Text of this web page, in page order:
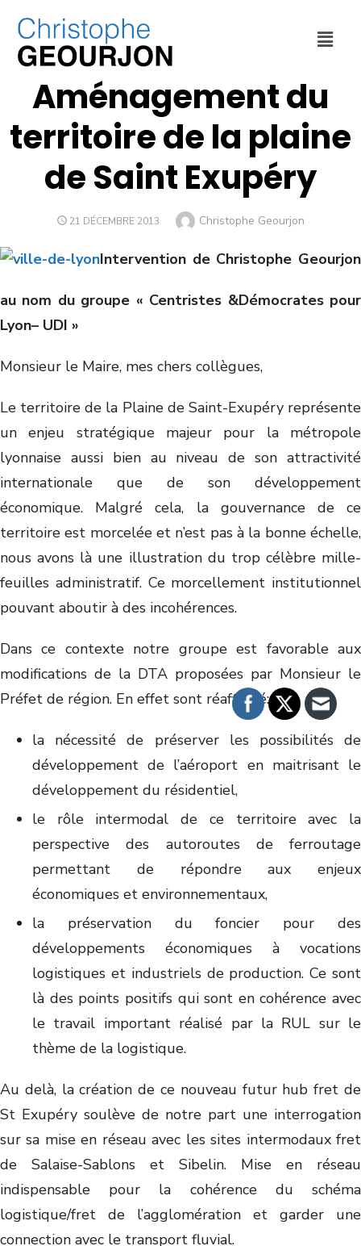
DÉPLACEMENTS ECONOMIE
Aménagement du
territoire de la plaine
de Saint Exupéry
21 DÉCEMBRE 2013 Christophe Geourjon
Intervention de Christophe Geourjon
au nom du groupe « Centristes &Démocrates pour
Lyon– UDI »
Monsieur le Maire, mes chers collègues,
Le territoire de la Plaine de Saint-Exupéry représente
un enjeu stratégique majeur pour la métropole
lyonnaise aussi bien au niveau de son attractivité
internationale que de son développement
économique. Malgré cela, la gouvernance de ce
territoire est morcelée et n’est pas à la bonne échelle,
nous avons là une illustration du trop célèbre mille-
feuilles administratif. Ce morcellement institutionnel
pouvant aboutir à des incohérences.
Dans ce contexte notre groupe est favorable aux
modifications de la DTA proposées par Monsieur le
Préfet de région. En effet sont réaffirmé:
la nécessité de préserver les possibilités de
développement de l’aéroport en maitrisant le
développement du résidentiel,
le rôle intermodal de ce territoire avec la
perspective des autoroutes de ferroutage
permettant de répondre aux enjeux
économiques et environnementaux,
la préservation du foncier pour des
développements économiques à vocations
logistiques et industriels de production. Ce sont
là des points positifs qui sont en cohérence avec
le travail important réalisé par la RUL sur le
thème de la logistique.
Au delà, la création de ce nouveau futur hub fret de
St Exupéry soulève de notre part une interrogation
sur sa mise en réseau avec les sites intermodaux fret
de Salaise-Sablons et Sibelin. Mise en réseau
indispensable pour la cohérence du schéma
logistique/fret de l’agglomération et garder une
connection avec le transport fluvial.